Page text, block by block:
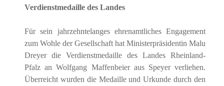
Verdienstmedaille des Landes
Für sein jahrzehntelanges ehrenamtliches Engagement
zum Wohle der Gesellschaft hat Ministerpräsidentin Malu
Dreyer die Verdienstmedaille des Landes Rheinland-
Pfalz an Wolfgang Maffenbeier aus Speyer verliehen.
Überreicht wurden die Medaille und Urkunde durch den